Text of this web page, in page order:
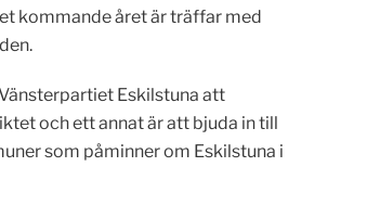
kommande året är träffar med
Eskilstuna att
och ett annat är att bjuda in till
som påminner om Eskilstuna i